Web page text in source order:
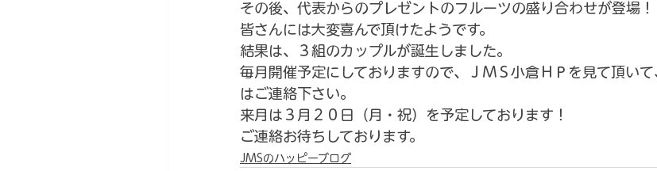
その後、代表からのプレゼントのフルーツの盛り合わせが登場！
皆さんには大変喜んで頂けたようです。
結果は、３組のカップルが誕生しました。
毎月開催予定にしておりますので、ＪＭＳ小倉ＨＰを見て頂い
はご連絡下さい。
来月は３月２０日（月・祝）を予定しております！
ご連絡お待ちしております。
JMSのハッピーブログ